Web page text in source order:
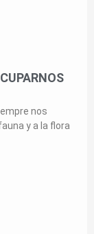
nos
y a la flora